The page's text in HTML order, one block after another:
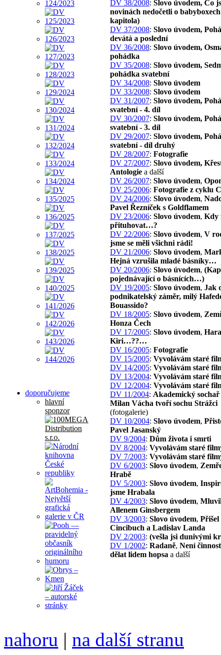
doporučujeme
hlavní
sponzor
DV 38/2008: Slovo úvodem, Co
novinách nedočetli o
kapitola)
DV 37/2008: Slovo úvodem,
devátá a poslední
DV 36/2008: Slovo úvodem,
pohádka
DV 35/2008: Slovo úvodem,
pohádka svatební
DV 34/2008: Slovo úvodem
DV 33/2008: Slovo úvodem
DV 31/2007: Slovo úvodem,
svatební - 4. díl
DV 30/2007: Slovo úvodem,
svatební - 3. díl
DV 29/2007: Slovo úvodem,
svatební - díl druhý
DV 28/2007: Fotografie
DV 27/2007: Slovo úvodem,
Antologie a další
DV 26/2007: Slovo úvodem,
DV 25/2006: Fotografie z cyklu
DV 24/2006: Slovo úvodem,
Pavel Řezníček s Goldflamem
DV 23/2006: Slovo úvodem, Kdy
přituhovat…?
DV 22/2006: Slovo úvodem, V
jsme se měli všichni rádi!
DV 21/2006: Slovo úvodem,
Hejná vzrušila mladé básníky…
DV 20/2006: Slovo úvodem,
pojednávající o básnících…)
DV 19/2005: Slovo úvodem, Jak
podnikatelský záměr, milý
Bouassido?
DV 18/2005: Slovo úvodem,
Honza Čech
DV 17/2005: Slovo úvodem, Hara
Kiri…??…
DV 16/2005: Fotografie
DV 15/2005: Vyvolávám staré
DV 14/2005: Vyvolávám staré
DV 13/2004: Vyvolávám staré
DV 12/2004: Vyvolávám staré
DV 11/2004: Akademický sochař
Milan Vácha tvoří sochu Strážci
(fotogalerie)
DV 10/2004: Slovo úvodem,
Pavel Jasanský
DV 9/2004: Dům života i smrti
DV 8/2004: Vyvolávám staré
DV 7/2003: Vyvolávám staré
DV 6/2003: Slovo úvodem,
Hrabě
DV 5/2003: Slovo úvodem,
jsme Hrabala
DV 4/2003: Slovo úvodem,
Allenem Ginsbergem
DV 3/2003: Slovo úvodem, Přišel
Cincibuch a Ladislav Landa
DV 2/2003: (vešla jsi dunivými
DV 1/2002: Radaně, Není
dělat lidem hopsa a další
nahoru | na další stranu